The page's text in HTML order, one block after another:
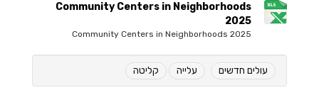
Community Centers in Neighborhoods
2025
Community Centers in Neighborhoods 2025
עולים חדשים עלייה קליטה